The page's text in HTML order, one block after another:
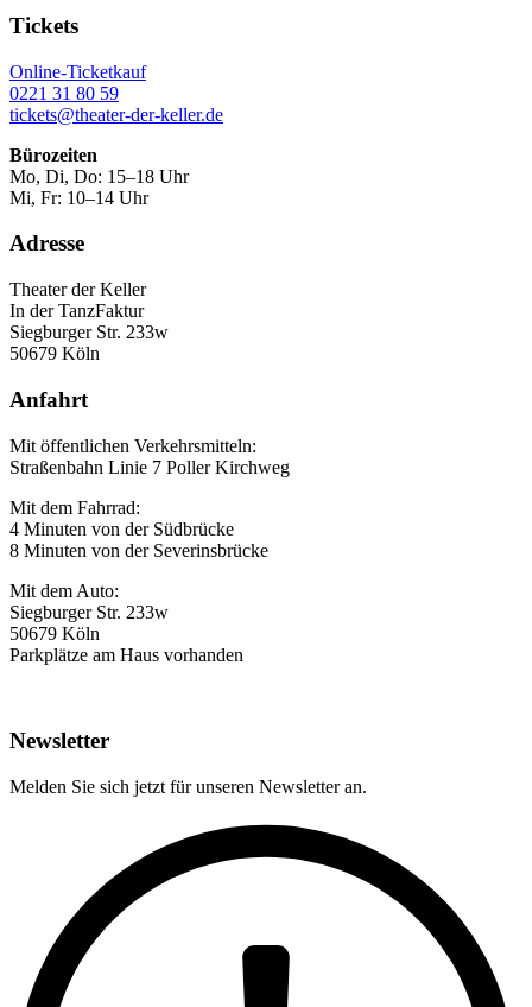
Tickets
Online-Ticketkauf
0221 31 80 59
tickets@theater-der-keller.de
Bürozeiten
Mo, Di, Do: 15–18 Uhr
Mi, Fr: 10–14 Uhr
Adresse
Theater der Keller
In der TanzFaktur
Siegburger Str. 233w
50679 Köln
Anfahrt
Mit öffentlichen Verkehrsmitteln:
Straßenbahn Linie 7 Poller Kirchweg
Mit dem Fahrrad:
4 Minuten von der Südbrücke
8 Minuten von der Severinsbrücke
Mit dem Auto:
Siegburger Str. 233w
50679 Köln
Parkplätze am Haus vorhanden
Newsletter
Melden Sie sich jetzt für unseren Newsletter an.